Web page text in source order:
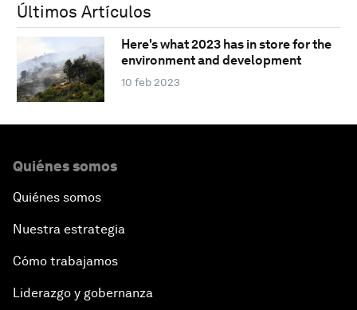
Últimos Artículos
Here's what 2023 has in store for the
environment and development
10 feb 2023
Quiénes somos
Quiénes somos
Nuestra estrategia
Cómo trabajamos
Liderazgo y gobernanza